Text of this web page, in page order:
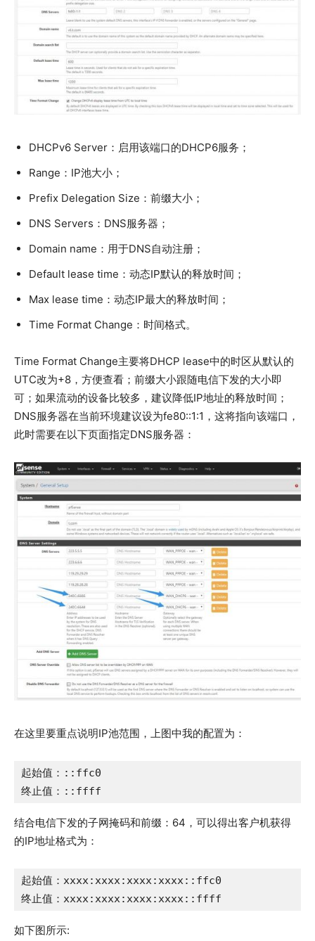
DHCPv6 Server：启用该端口的DHCP6服务；
Range：IP池大小；
Prefix Delegation Size：前缀大小；
DNS Servers：DNS服务器；
Domain name：用于DNS自动注册；
Default lease time：动态IP默认的释放时间；
Max lease time：动态IP最大的释放时间；
Time Format Change：时间格式。
Time Format Change主要将DHCP lease中的时区从默认的
UTC改为+8，方便查看；前缀大小跟随电信下发的大小即
可；如果流动的设备比较多，建议降低IP地址的释放时间；
DNS服务器在当前环境建议设为fe80::1:1，这将指向该端口，
此时需要在以下页面指定DNS服务器：
在这里要重点说明IP池范围，上图中我的配置为：
起始值：::ffc0
终止值：::ffff
结合电信下发的子网掩码和前缀：64，可以得出客户机获得
的IP地址格式为：
起始值：xxxx:xxxx:xxxx:xxxx::ffc0
终止值：xxxx:xxxx:xxxx:xxxx::ffff
如下图所示: